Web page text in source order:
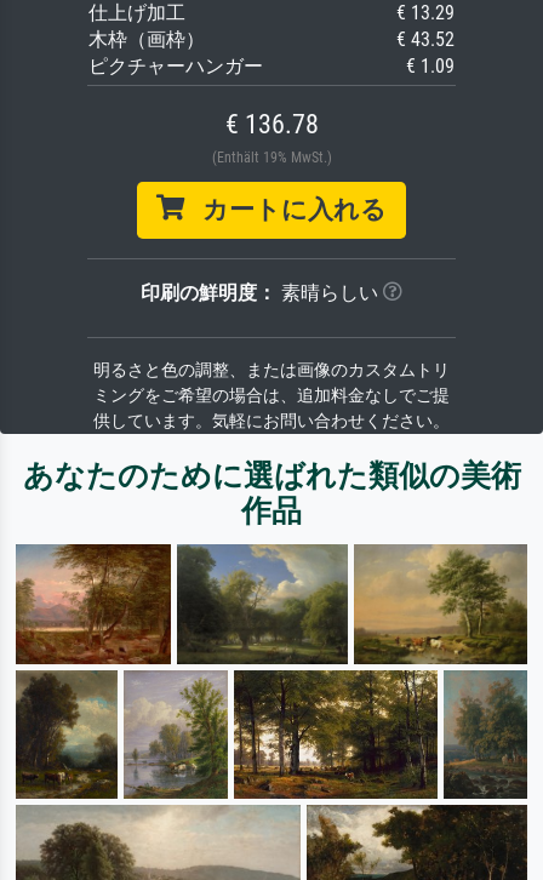
仕上げ加工
€ 13.29
木枠（画枠）
€ 43.52
ピクチャーハンガー
€ 1.09
€ 136.78
(Enthält 19% MwSt.)
カートに入れる
印刷の鮮明度： 素晴らしい
明るさと色の調整、または画像のカスタムトリ
ミングをご希望の場合は、追加料金なしでご提
供しています。気軽にお問い合わせください。
あなたのために選ばれた類似の美術
作品